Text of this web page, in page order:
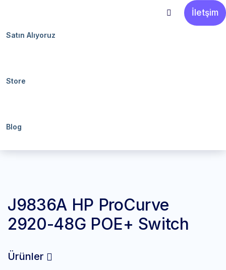
Satın Alıyoruz
Store
Blog
İletşim
J9836A HP ProCurve
2920-48G POE+ Switch
Ürünler